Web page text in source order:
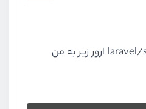
من برای نصب پکیج laravel/scout ارور زیر به من